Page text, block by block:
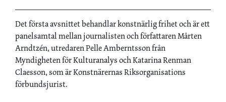
Det första avsnittet behandlar konstnärlig frihet och är ett
panelsamtal mellan journalisten och författaren Mårten
Arndtzén, utredaren Pelle Amberntsson från
Myndigheten för Kulturanalys och Katarina Renman
Claesson, som är Konstnärernas Riksorganisations
förbundsjurist.